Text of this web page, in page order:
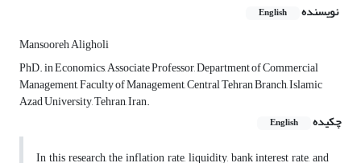
نویسنده English
Mansooreh Aligholi
PhD. in Economics, Associate Professor, Department of Commercial
Management, Faculty of Management, Central Tehran Branch, Islamic
Azad University, Tehran, Iran.
چکیده
English
In this research, the inflation rate, liquidity, bank interest rate, and